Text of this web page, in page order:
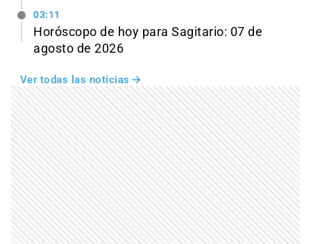
03:11
Horóscopo de hoy para Sagitario: 07 de
agosto de 2026
Ver todas las noticias